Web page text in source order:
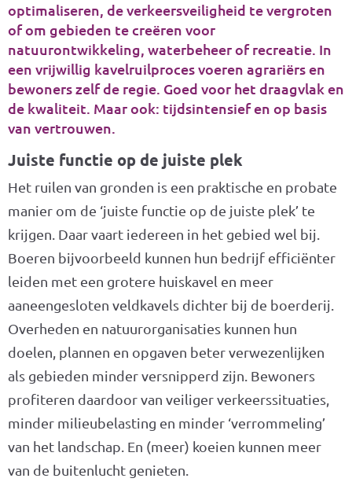
optimaliseren, de verkeersveiligheid te vergroten
of om gebieden te creëren voor
natuurontwikkeling, waterbeheer of recreatie. In
een vrijwillig kavelruilproces voeren agrariërs en
bewoners zelf de regie. Goed voor het draagvlak en
de kwaliteit. Maar ook: tijdsintensief en op basis
van vertrouwen.
Juiste functie op de juiste plek
Het ruilen van gronden is een praktische en probate
manier om de ‘juiste functie op de juiste plek’ te
krijgen. Daar vaart iedereen in het gebied wel bij.
Boeren bijvoorbeeld kunnen hun bedrijf efficiënter
leiden met een grotere huiskavel en meer
aaneengesloten veldkavels dichter bij de boerderij.
Overheden en natuurorganisaties kunnen hun
doelen, plannen en opgaven beter verwezenlijken
als gebieden minder versnipperd zijn. Bewoners
profiteren daardoor van veiliger verkeerssituaties,
minder milieubelasting en minder ‘verrommeling’
van het landschap. En (meer) koeien kunnen meer
van de buitenlucht genieten.